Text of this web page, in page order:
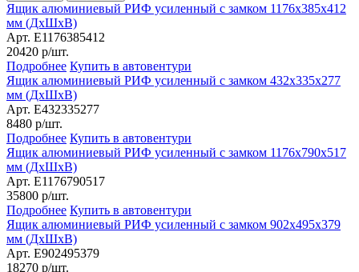
Ящик алюминиевый РИФ усиленный с замком 1176х385х412
мм (ДхШхВ)
Арт. E1176385412
20420 р/шт.
Подробнее Купить в автовентури
Ящик алюминиевый РИФ усиленный с замком 432х335х277
мм (ДхШхВ)
Арт. E432335277
8480 р/шт.
Подробнее Купить в автовентури
Ящик алюминиевый РИФ усиленный с замком 1176х790х517
мм (ДхШхВ)
Арт. E1176790517
35800 р/шт.
Подробнее Купить в автовентури
Ящик алюминиевый РИФ усиленный с замком 902х495х379
мм (ДхШхВ)
Арт. E902495379
18270 р/шт.